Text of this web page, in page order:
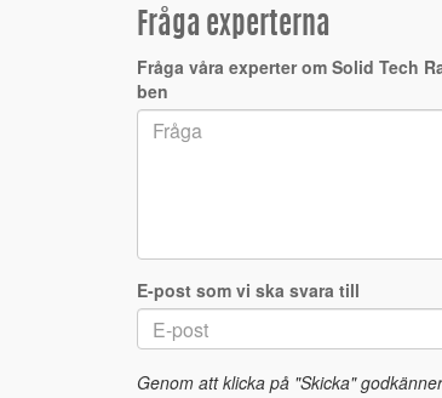
Fråga experterna
Fråga våra experter om Solid Tech
ben
E-post som vi ska svara till
Genom att klicka på "Skicka"